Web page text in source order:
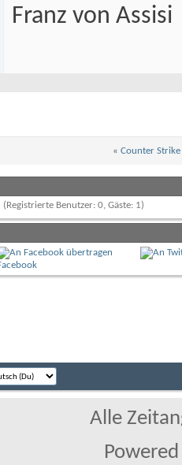
Franz von Assisi
« Counter
(Registrierte Benutzer: 0, Gäste: 1)
Alle